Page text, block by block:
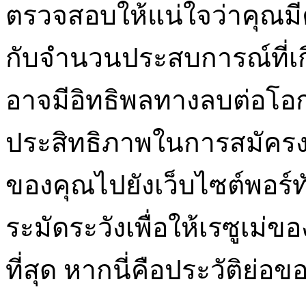
ตรวจสอบให้แน่ใจว่าคุณ
กับจำนวนประสบการณ์ที่
อาจมีอิทธิพลทางลบต่อโ
ประสิทธิภาพในการสมัคร
ของคุณไปยังเว็บไซต์พอ
ระมัดระวังเพื่อให้เรซูเม่
ที่สุด หากนี่คือประวัติย่อ